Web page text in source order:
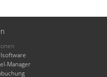
Manager